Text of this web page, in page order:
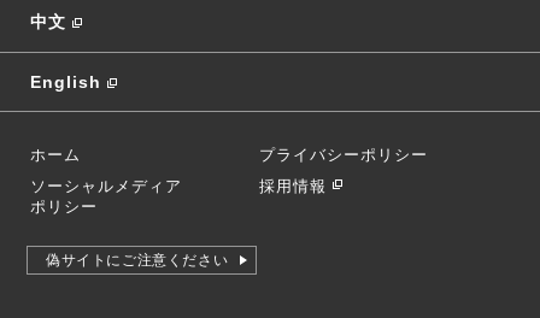
中文
English
ホーム
プライバシーポリシー
ソーシャルメディア
ポリシー
採用情報
偽サイトにご注意ください